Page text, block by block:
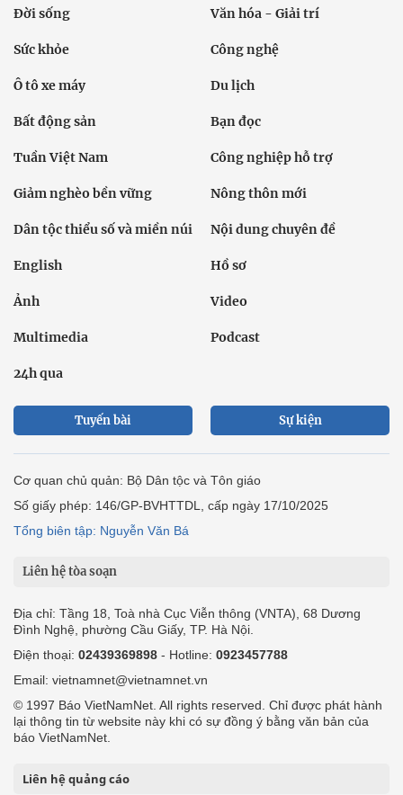
Đời sống Văn hóa - Giải trí
Sức khỏe Công nghệ
Ô tô xe máy Du lịch
Bất động sản Bạn đọc
Tuần Việt Nam Công nghiệp hỗ trợ
Giảm nghèo bền vững Nông thôn mới
Dân tộc thiểu số và miền núi Nội dung chuyên đề
English Hồ sơ
Ảnh Video
Multimedia Podcast
24h qua
Tuyến bài Sự kiện
Cơ quan chủ quản: Bộ Dân tộc và Tôn giáo
Số giấy phép: 146/GP-BVHTTDL, cấp ngày 17/10/2025
Tổng biên tập: Nguyễn Văn Bá
Liên hệ tòa soạn
Địa chỉ: Tầng 18, Toà nhà Cục Viễn thông (VNTA), 68 Dương
Đình Nghệ, phường Cầu Giấy, TP. Hà Nội.
Điện thoại: 02439369898 - Hotline: 0923457788
Email: vietnamnet@vietnamnet.vn
© 1997 Báo VietNamNet. All rights reserved. Chỉ được phát hành
lại thông tin từ website này khi có sự đồng ý bằng văn bản của
báo VietNamNet.
Liên hệ quảng cáo